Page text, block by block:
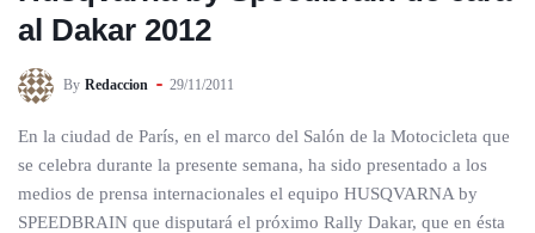
al Dakar 2012
By Redaccion 29/11/2011
En la ciudad de París, en el marco del Salón de la Motocicleta que
se celebra durante la presente semana, ha sido presentado a los
medios de prensa internacionales el equipo HUSQVARNA by
SPEEDBRAIN que disputará el próximo Rally Dakar, que en ésta